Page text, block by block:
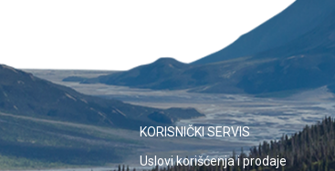
KORISNIČKI SERVIS
Uslovi korišćenja i prodaje